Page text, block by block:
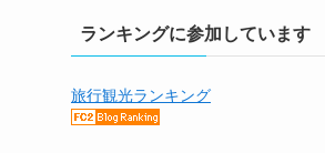
ランキングに参加しています
旅行観光ランキング